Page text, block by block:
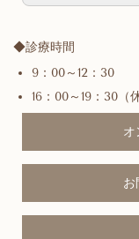
◆診療時間
9：00～12：30
16：00～19：30（
オ
お